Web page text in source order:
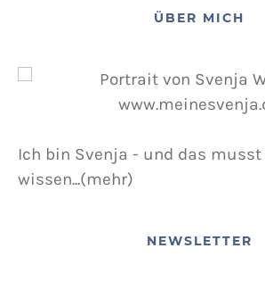
POSTED ON
ÜBER MICH
Ich bin Svenja - und das
wissen...(mehr)
NEWSLETTER